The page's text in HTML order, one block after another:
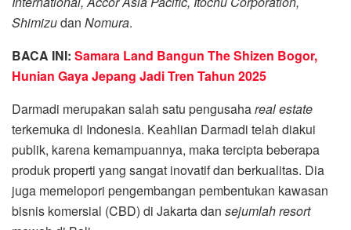
Shimizudan Nomura.
BACA INI: Samara Land Bangun The Shizen Bogor,
Hunian Gaya Jepang Jadi Tren Tahun 2025
Darmadi merupakan salah satu pengusahareal estate
terkemuka di Indonesia. Keahlian Darmadi telah diakui
publik, karena kemampuannya, maka tercipta beberapa
produk properti yang sangat inovatif dan berkualitas. Dia
juga memelopori pengembangan pembentukan kawasan
bisnis komersial (CBD) di Jakarta dan sejumlah resort